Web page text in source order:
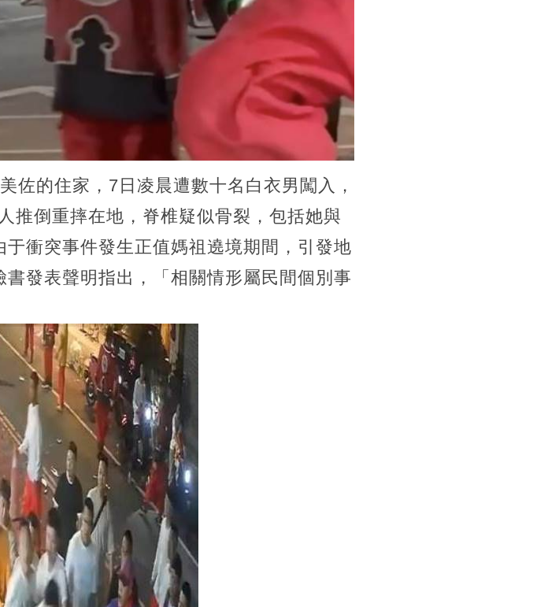
佐的住家，7日凌晨遭數十名白衣男闖入，
推倒重摔在地，脊椎疑似骨裂，包括她與
衝突事件發生正值媽祖遶境期間，引發地
發表聲明指出，「相關情形屬民間個別事